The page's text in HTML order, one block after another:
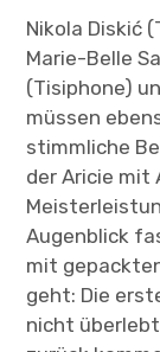
Nikola Diskić
Marie-Belle
(Tisiphone)
müssen
stimmliche
der Aricie mit
Augenblick
mit
geht: Die
nicht